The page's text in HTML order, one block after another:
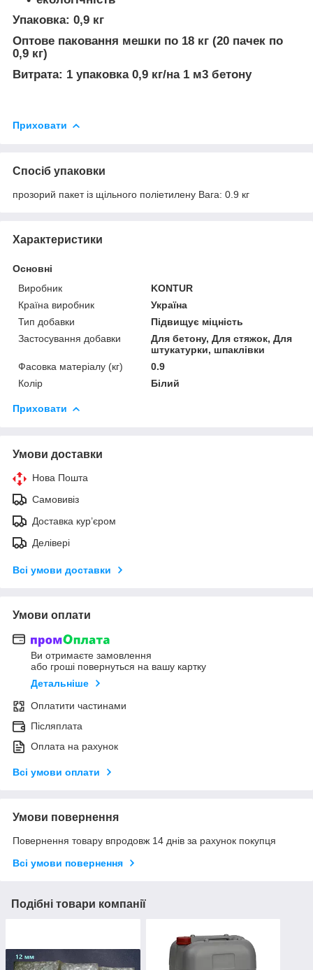
Упаковка: 0,9 кг
Оптове паковання мешки по 18 кг (20 пачек по
0,9 кг)
Витрата: 1 упаковка 0,9 кг/на 1 м3 бетону
Приховати
Спосіб упаковки
прозорий пакет із щільного поліетилену Вага: 0.9 кг
Характеристики
Основні
Виробник
KONTUR
Країна виробник
Україна
Тип добавки
Підвищує міцність
Застосування добавки
Для бетону, Для стяжок, Для
штукатурки, шпаклівки
Фасовка матеріалу (кг)
0.9
Колір
Білий
Приховати
Умови доставки
Нова Пошта
Самовивіз
Доставка кур’єром
Делівері
Всі умови доставки
Умови оплати
Ви отримаєте замовлення
або гроші повернуться на вашу картку
Детальніше
Оплатити частинами
Післяплата
Оплата на рахунок
Всі умови оплати
Умови повернення
Повернення товару впродовж 14 днів за рахунок покупця
Всі умови повернення
Подібні товари компанії